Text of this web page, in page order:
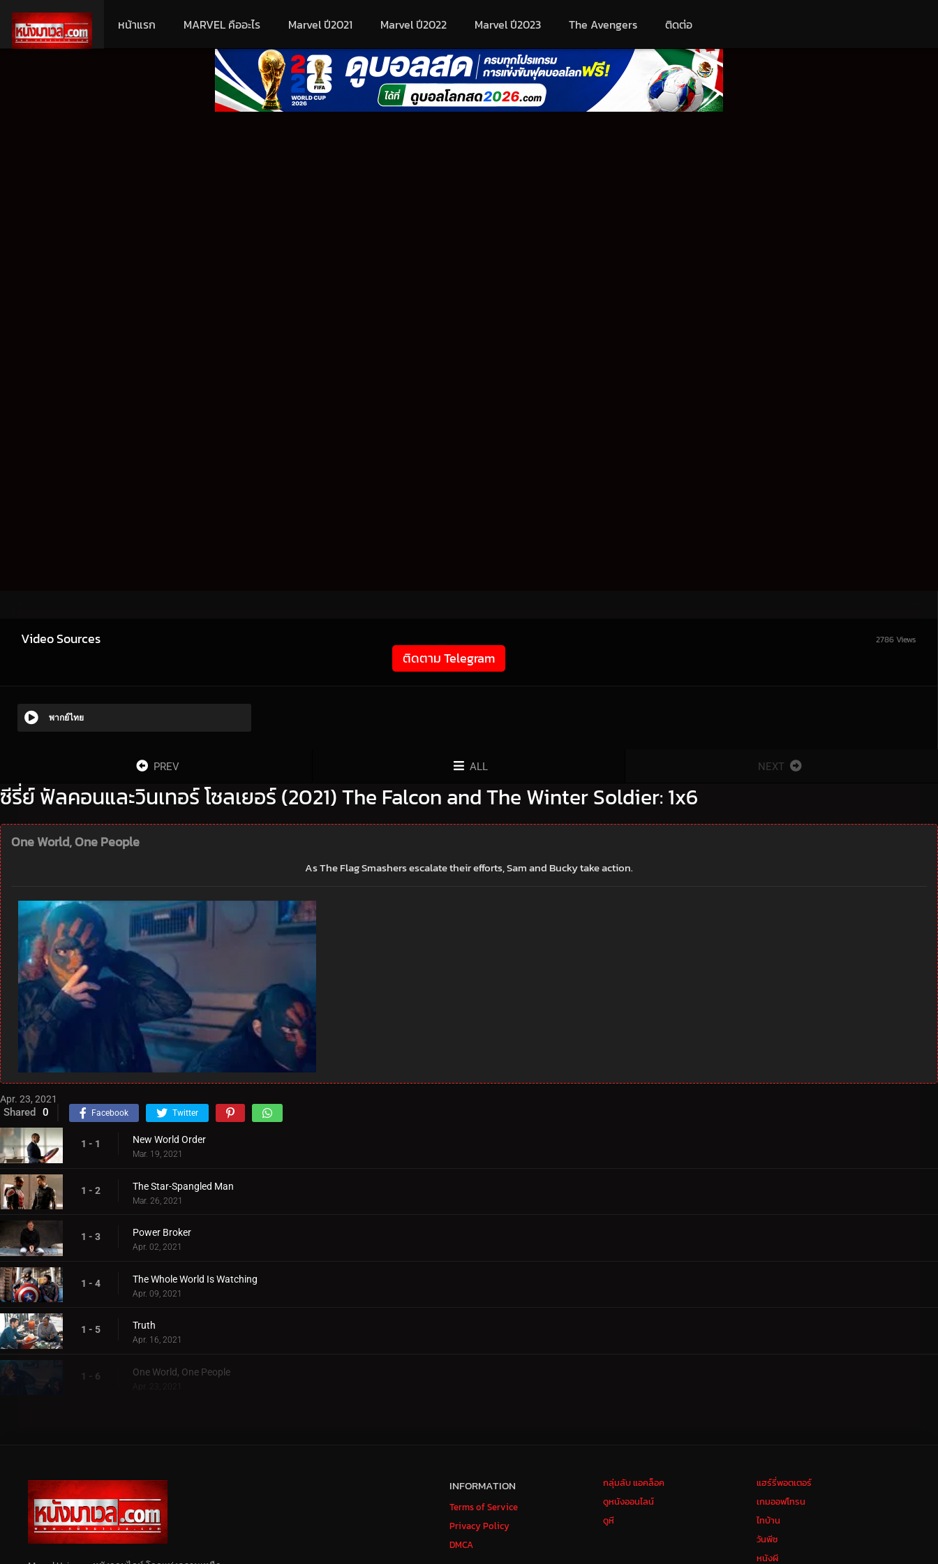
หน้าแรก MARVEL คืออะไร Marvel ปี2021 Marvel ปี2022 Marvel ปี2023 The Avengers ติดต่อ
Video Sources 2786 Views
ติดตาม Telegram
พากย์ไทย
PREV ALL NEXT
ซีรี่ย์ ฟัลคอนและวินเทอร์ โซลเยอร์ (2021) The Falcon and The Winter Soldier: 1x6
One World, One People
As The Flag Smashers escalate their efforts, Sam and Bucky take action.
Apr. 23, 2021
Shared 0 Facebook Twitter
1 - 1 New World Order
Mar. 19, 2021
1 - 2 The Star-Spangled Man
Mar. 26, 2021
1 - 3 Power Broker
Apr. 02, 2021
1 - 4 The Whole World Is Watching
Apr. 09, 2021
1 - 5 Truth
Apr. 16, 2021
1 - 6 One World, One People
Apr. 23, 2021
INFORMATION
Terms of Service
Privacy Policy
DMCA
กลุ่มลับ แอคล็อค
ดูหนังออนไลน์
ดูหี
แฮร์รี่พอตเตอร์
เกมออฟโทรน
ไทบ้าน
วันพีช
หนังผี